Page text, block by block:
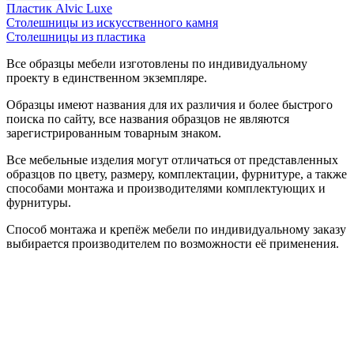
Пластик Alvic Luxe
Столешницы из искусственного камня
Столешницы из пластика
Все образцы мебели изготовлены по индивидуальному
проекту в единственном экземпляре.
Образцы имеют названия для их различия и более быстрого
поиска по сайту, все названия образцов не являются
зарегистрированным товарным знаком.
Все мебельные изделия могут отличаться от представленных
образцов по цвету, размеру, комплектации, фурнитуре, а также
способами монтажа и производителями комплектующих и
фурнитуры.
Способ монтажа и крепёж мебели по индивидуальному заказу
выбирается производителем по возможности её применения.